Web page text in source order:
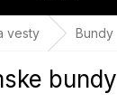
vesty Bundy
bundy